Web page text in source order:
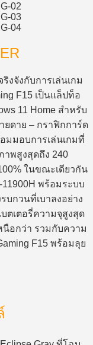
งจังกับการเล่นเกม
F15 เป็นแล็ปท็อ
11 Home สำหรับ
ดาย – กราฟิกการ์ด
มมอบการเล่นเกมที่
พสูงสุดถึง 240
ในขณะเดียวกัน
พร้อมระบบ
กวนที่เบาลงอย่าง
ตเตอรี่ความจุสูงสุด
นือกว่า รวมกับความ
F15 พร้อมลุย